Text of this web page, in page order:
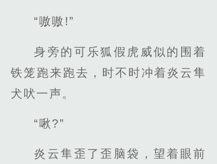
“嗷嗷!”
身旁的可乐狐假虎威似的围着
铁笼跑来跑去，时不时冲着炎云隼
犬吠一声。
“啾?”
炎云隼歪了歪脑袋，望着眼前